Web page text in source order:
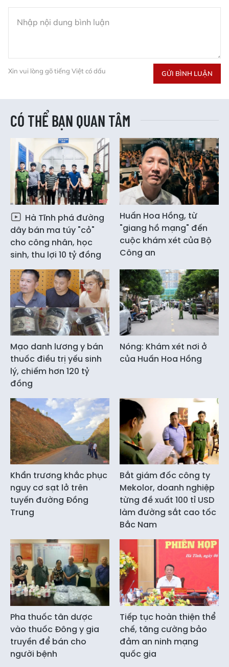
Xin vui lòng gõ tiếng Việt có dấu GỬI BÌNH LUẬN
CÓ THỂ BẠN QUAN TÂM
Hà Tĩnh phá đường
dây bán ma túy "cỏ"
cho công nhân, học
sinh, thu lợi 10 tỷ đồng
Huấn Hoa Hồng, từ
"giang hồ mạng" đến
cuộc khám xét của Bộ
Công an
Mạo danh lương y bán
thuốc điều trị yếu sinh
lý, chiếm hơn 120 tỷ
đồng
Nóng: Khám xét nơi ở
của Huấn Hoa Hồng
Khẩn trương khắc phục
nguy cơ sạt lở trên
tuyến đường Đồng
Trung
Bắt giám đốc công ty
Mekolor, doanh nghiệp
từng đề xuất 100 tỉ USD
làm đường sắt cao tốc
Bắc Nam
Pha thuốc tân dược
vào thuốc Đông y gia
truyền để bán cho
người bệnh
Tiếp tục hoàn thiện thể
chế, tăng cường bảo
đảm an ninh mạng
quốc gia